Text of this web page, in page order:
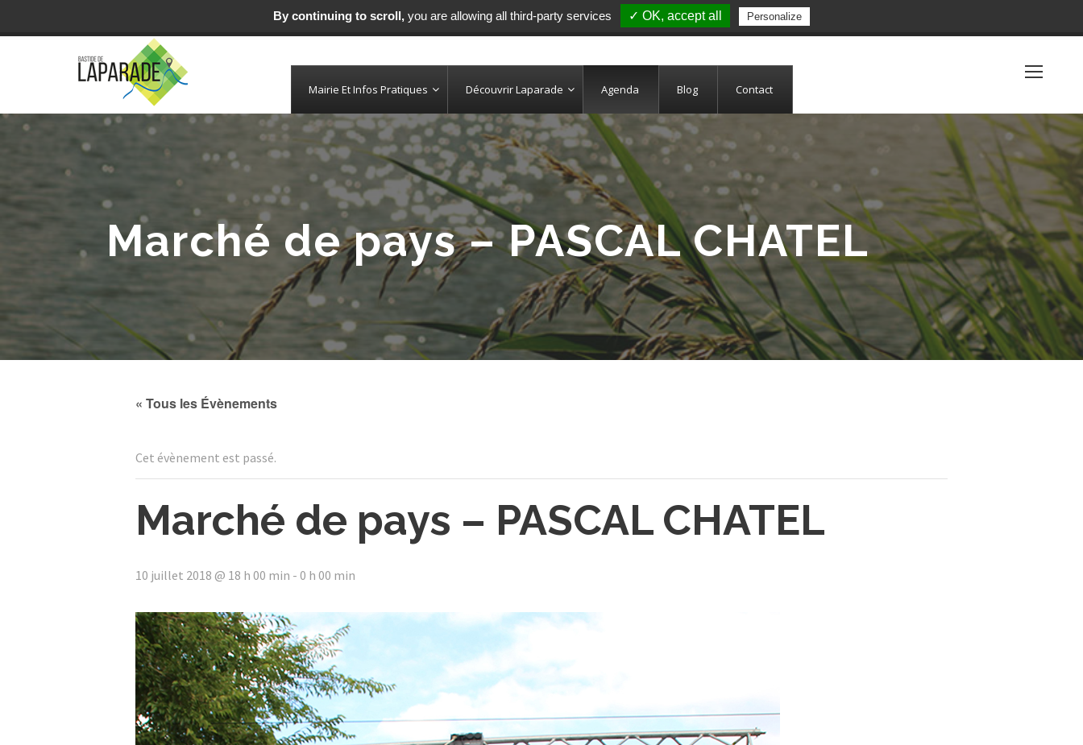
Mairie Et Infos Pratiques Découvrir Laparade Agenda Blog Contact
Marché de pays – PASCAL CHATEL
« Tous les Évènements
Cet évènement est passé.
Marché de pays – PASCAL CHATEL
10 juillet 2018 @ 18 h 00 min - 0 h 00 min
By continuing to scroll,you are allowing all third-party services ✓ OK, accept all Personalize